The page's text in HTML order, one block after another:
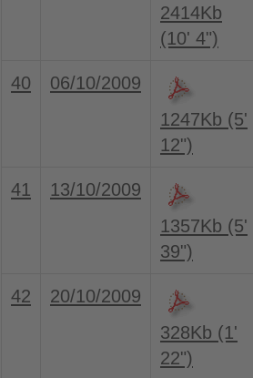
2414Kb
(10' 4")
40
06/10/2009
1247Kb (5'
12")
41
13/10/2009
1357Kb (5'
39")
42
20/10/2009
328Kb (1'
22")